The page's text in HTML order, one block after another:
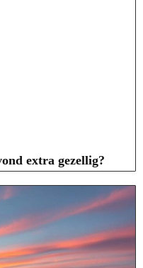
extra gezellig?